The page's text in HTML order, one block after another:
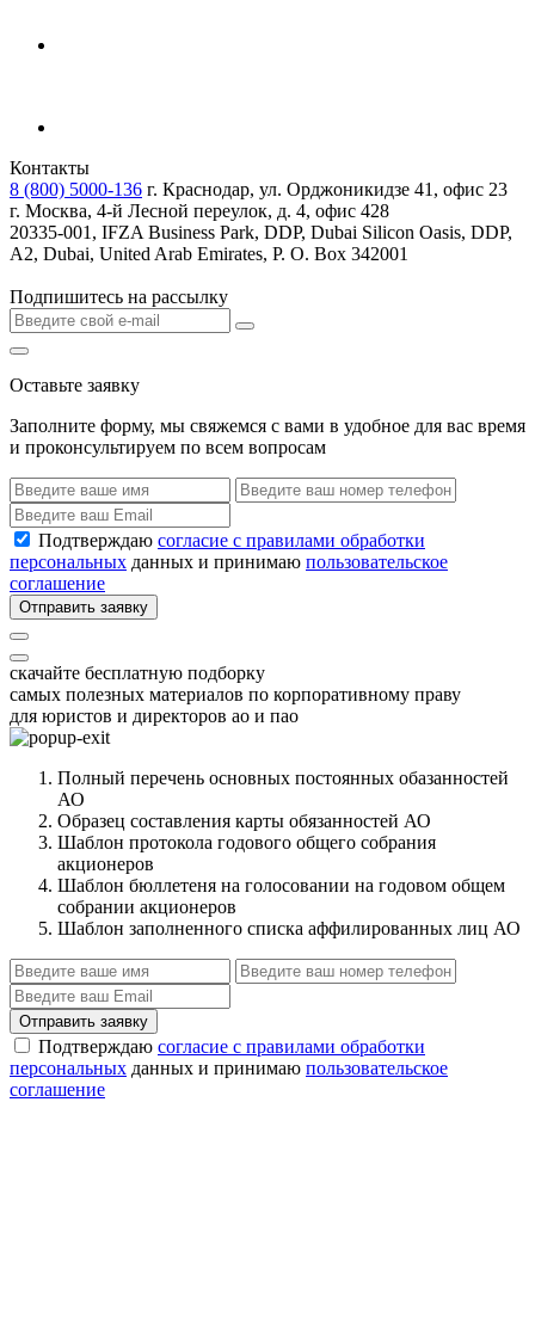
Контакты
8 (800) 5000-136 г. Краснодар, ул. Орджоникидзе 41, офис 23
г. Москва, 4-й Лесной переулок, д. 4, офис 428
20335-001, IFZA Business Park, DDP, Dubai Silicon Oasis, DDP,
A2, Dubai, United Arab Emirates, P. O. Box 342001
Подпишитесь на рассылку
Оставьте заявку
Заполните форму, мы свяжемся с вами в удобное для вас время
и проконсультируем по всем вопросам
Подтверждаю согласие с правилами обработки
персональных данных и принимаю пользовательское
соглашение
Отправить заявку
скачайте бесплатную подборку
самых полезных материалов по корпоративному праву
для юристов и директоров ао и пао
Полный перечень основных постоянных обазанностей
АО
Образец составления карты обязанностей АО
Шаблон протокола годового общего собрания
акционеров
Шаблон бюллетеня на голосовании на годовом общем
собрании акционеров
Шаблон заполненного списка аффилированных лиц АО
Отправить заявку
Подтверждаю согласие с правилами обработки
персональных данных и принимаю пользовательское
соглашение